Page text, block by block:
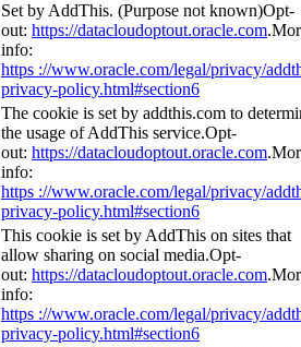
Set by AddThis. (Purpose not known)Opt-
out: https://datacloudoptout.oracle.com
info:
https ://www.oracle.com/legal/privacy/
privacy-policy.html#section6
The cookie is set by addthis.com to
the usage of AddThis service.Opt-
out: https://datacloudoptout.oracle.com
info:
https ://www.oracle.com/legal/privacy/
privacy-policy.html#section6
This cookie is set by AddThis on sites that
allow sharing on social media.Opt-
out: https://datacloudoptout.oracle.com
info:
https ://www.oracle.com/legal/privacy/
privacy-policy.html#section6